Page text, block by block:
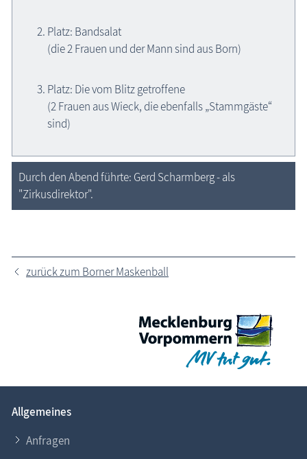
Platz: Bandsalat
(die 2 Frauen und der Mann sind aus Born)
Platz: Die vom Blitz getroffene
(2 Frauen aus Wieck, die ebenfalls „Stammgäste“
sind)
Durch den Abend führte: Gerd Scharmberg - als
"Zirkusdirektor".
zurück zum Borner Maskenball
Allgemeines
Anfragen